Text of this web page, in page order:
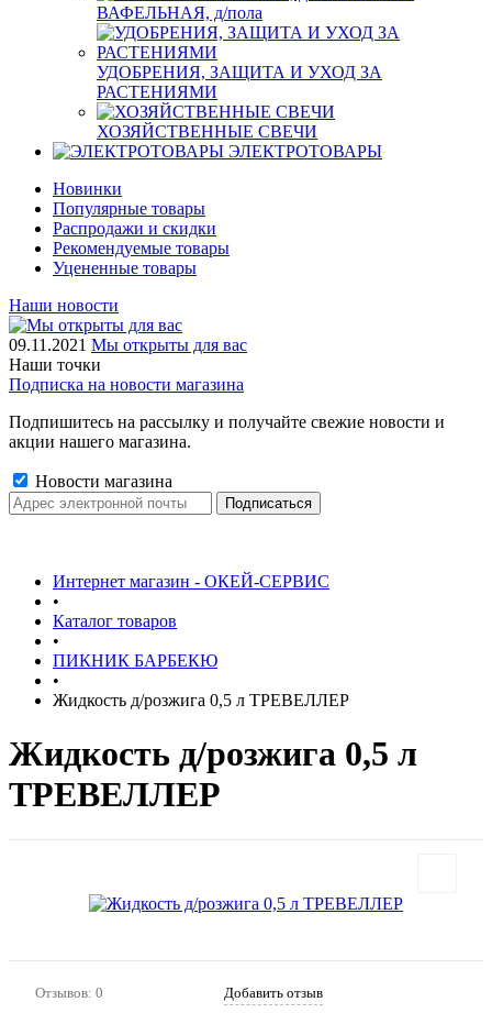
ВАФЕЛЬНАЯ, д/пола
УДОБРЕНИЯ, ЗАЩИТА И УХОД ЗА
РАСТЕНИЯМИ
ХОЗЯЙСТВЕННЫЕ СВЕЧИ
ЭЛЕКТРОТОВАРЫ
Новинки
Популярные товары
Распродажи и скидки
Рекомендуемые товары
Уцененные товары
Наши новости
09.11.2021 Мы открыты для вас
Наши точки
Подписка на новости магазина
Подпишитесь на рассылку и получайте свежие новости и
акции нашего магазина.
Новости магазина
Интернет магазин - ОКЕЙ-СЕРВИС
•
Каталог товаров
•
ПИКНИК БАРБЕКЮ
•
Жидкость д/розжига 0,5 л ТРЕВЕЛЛЕР
Жидкость д/розжига 0,5 л
ТРЕВЕЛЛЕР
Отзывов: 0 Добавить отзыв